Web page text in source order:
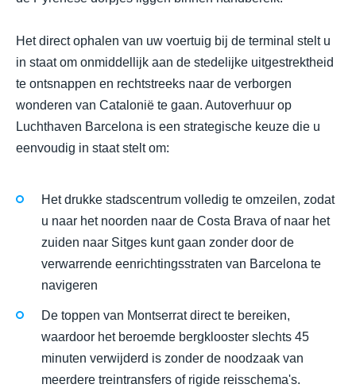
Het direct ophalen van uw voertuig bij de terminal stelt u
in staat om onmiddellijk aan de stedelijke uitgestrektheid
te ontsnappen en rechtstreeks naar de verborgen
wonderen van Catalonië te gaan. Autoverhuur op
Luchthaven Barcelona is een strategische keuze die u
eenvoudig in staat stelt om:
Het drukke stadscentrum volledig te omzeilen, zodat
u naar het noorden naar de Costa Brava of naar het
zuiden naar Sitges kunt gaan zonder door de
verwarrende eenrichtingsstraten van Barcelona te
navigeren
De toppen van Montserrat direct te bereiken,
waardoor het beroemde bergklooster slechts 45
minuten verwijderd is zonder de noodzaak van
meerdere treintransfers of rigide reisschema's.